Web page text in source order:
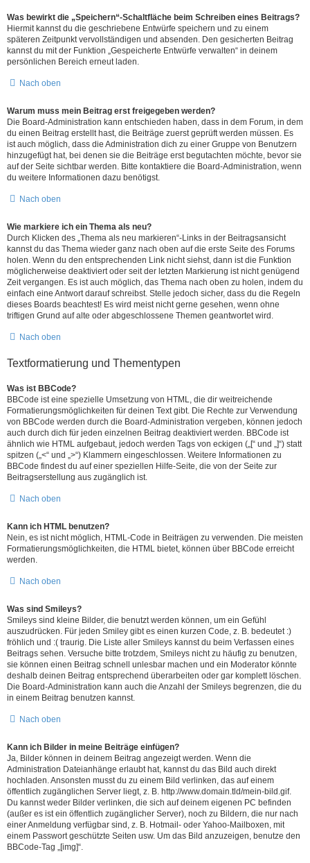
Was bewirkt die „Speichern“-Schaltfläche beim Schreiben eines Beitrags?
Hiermit kannst du die geschriebene Entwürfe speichern und zu einem
späteren Zeitpunkt vervollständigen und absenden. Den gesicherten Beitrag
kannst du mit der Funktion „Gespeicherte Entwürfe verwalten“ in deinem
persönlichen Bereich erneut laden.
Nach oben
Warum muss mein Beitrag erst freigegeben werden?
Die Board-Administration kann entschieden haben, dass in dem Forum, in dem
du einen Beitrag erstellt hast, die Beiträge zuerst geprüft werden müssen. Es
ist auch möglich, dass die Administration dich zu einer Gruppe von Benutzern
hinzugefügt hat, bei denen sie die Beiträge erst begutachten möchte, bevor sie
auf der Seite sichtbar werden. Bitte kontaktiere die Board-Administration, wenn
du weitere Informationen dazu benötigst.
Nach oben
Wie markiere ich ein Thema als neu?
Durch Klicken des „Thema als neu markieren“-Links in der Beitragsansicht
kannst du das Thema wieder ganz nach oben auf die erste Seite des Forums
holen. Wenn du den entsprechenden Link nicht siehst, dann ist die Funktion
möglicherweise deaktiviert oder seit der letzten Markierung ist nicht genügend
Zeit vergangen. Es ist auch möglich, das Thema nach oben zu holen, indem du
einfach eine Antwort darauf schreibst. Stelle jedoch sicher, dass du die Regeln
dieses Boards beachtest! Es wird meist nicht gerne gesehen, wenn ohne
triftigen Grund auf alte oder abgeschlossene Themen geantwortet wird.
Nach oben
Textformatierung und Thementypen
Was ist BBCode?
BBCode ist eine spezielle Umsetzung von HTML, die dir weitreichende
Formatierungsmöglichkeiten für deinen Text gibt. Die Rechte zur Verwendung
von BBCode werden durch die Board-Administration vergeben, können jedoch
auch durch dich für jeden einzelnen Beitrag deaktiviert werden. BBCode ist
ähnlich wie HTML aufgebaut, jedoch werden Tags von eckigen („[“ und „]“) statt
spitzen („<“ und „>“) Klammern eingeschlossen. Weitere Informationen zu
BBCode findest du auf einer speziellen Hilfe-Seite, die von der Seite zur
Beitragserstellung aus zugänglich ist.
Nach oben
Kann ich HTML benutzen?
Nein, es ist nicht möglich, HTML-Code in Beiträgen zu verwenden. Die meisten
Formatierungsmöglichkeiten, die HTML bietet, können über BBCode erreicht
werden.
Nach oben
Was sind Smileys?
Smileys sind kleine Bilder, die benutzt werden können, um ein Gefühl
auszudrücken. Für jeden Smiley gibt es einen kurzen Code, z. B. bedeutet :)
fröhlich und :( traurig. Die Liste aller Smileys kannst du beim Verfassen eines
Beitrags sehen. Versuche bitte trotzdem, Smileys nicht zu häufig zu benutzen,
sie können einen Beitrag schnell unlesbar machen und ein Moderator könnte
deshalb deinen Beitrag entsprechend überarbeiten oder gar komplett löschen.
Die Board-Administration kann auch die Anzahl der Smileys begrenzen, die du
in einem Beitrag benutzen kannst.
Nach oben
Kann ich Bilder in meine Beiträge einfügen?
Ja, Bilder können in deinem Beitrag angezeigt werden. Wenn die
Administration Dateianhänge erlaubt hat, kannst du das Bild auch direkt
hochladen. Ansonsten musst du zu einem Bild verlinken, das auf einem
öffentlich zugänglichen Server liegt, z. B. http://www.domain.tld/mein-bild.gif.
Du kannst weder Bilder verlinken, die sich auf deinem eigenen PC befinden
(außer es ist ein öffentlich zugänglicher Server), noch zu Bildern, die nur nach
einer Anmeldung verfügbar sind, z. B. Hotmail- oder Yahoo-Mailboxen, mit
einem Passwort geschützte Seiten usw. Um das Bild anzuzeigen, benutze den
BBCode-Tag „[img]“.